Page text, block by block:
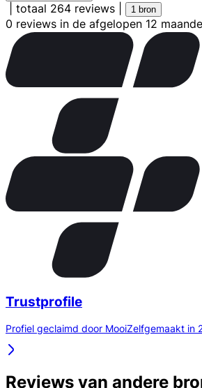
totaal 264 reviews 1 bron
0 reviews in de afgelopen 12
Trustprofile
Profiel geclaimd door MooiZelfgemaakt in
Reviews van andere